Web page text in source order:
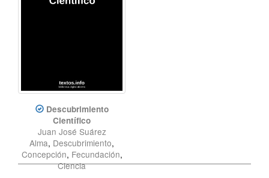
Descubrimiento
Científico
Juan José Suárez
Alma, Descubrimiento,
Concepción, Fecundación,
Ciencia